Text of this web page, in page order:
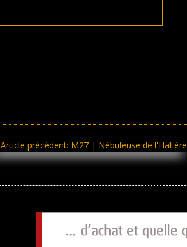
Article précédent: M27 | Nébuleuse de l'Haltère